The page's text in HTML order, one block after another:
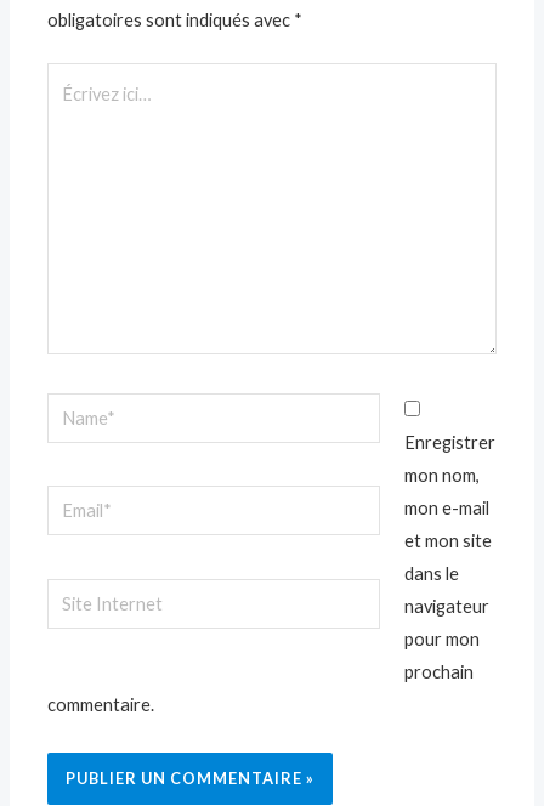
obligatoires sont indiqués avec *
Name*
Email*
Site
Internet
Enregistrer
mon nom,
mon e-mail
et mon site
dans le
navigateur
pour mon
prochain
commentaire.